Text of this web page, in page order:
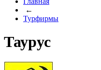
←
Турфирмы
Таурус